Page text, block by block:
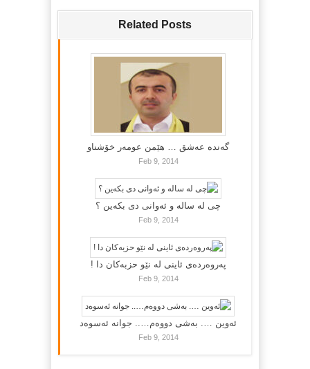
Related Posts
گه‌نده‌ عه‌شق … هێمن عومه‌ر خۆشناو
Feb 9, 2014
چی لە سالە و ئەوانی دی بكەین ؟
Feb 9, 2014
پەروەردەی ئاینی لە نێو حزبەکان دا !
Feb 9, 2014
ئەوین …. بەشی دووەم….. جوانە ئەسوەد
Feb 9, 2014